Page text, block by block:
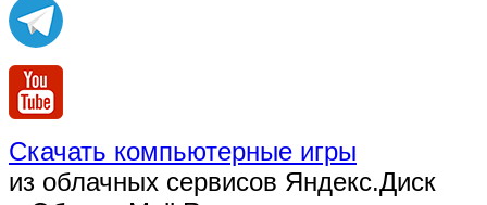
Скачать компьютерные игры
из облачных сервисов Яндекс.Диск